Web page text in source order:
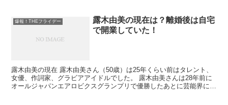
爆報！THEフライデー
露木由美の現在は？離婚後は自宅
で開業していた！
露木由美の現在 露木由美さん（50歳）は25年くらい前はタレント、
女優、作詞家、グラビアアイドルでした。 露木由美さんは28年前に
オールジャパンエアロビクスグランプリで優勝したあとに芸能界に入